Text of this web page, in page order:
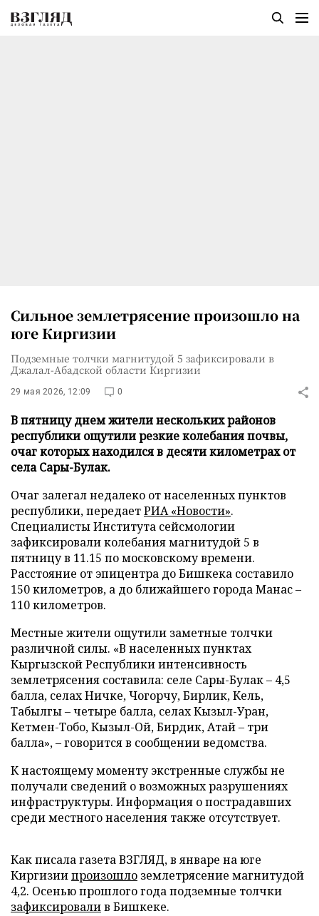
Сильное землетрясение произошло на
юге Киргизии
Подземные толчки магнитудой 5 зафиксировали в
Джалал-Абадской области Киргизии
29 мая 2026, 12:09 0
В пятницу днем жители нескольких районов
республики ощутили резкие колебания почвы,
очаг которых находился в десяти километрах от
села Сары-Булак.
Очаг залегал недалеко от населенных пунктов
республики, передаетРИА «Новости».
Специалисты Института сейсмологии
зафиксировали колебания магнитудой 5 в
пятницу в 11.15 по московскому времени.
Расстояние от эпицентра до Бишкека составило
150 километров, а до ближайшего города Манас –
110 километров.
Местные жители ощутили заметные толчки
различной силы. «В населенных пунктах
Кыргызской Республики интенсивность
землетрясения составила: селе Сары-Булак – 4,5
балла, селах Ничке, Чогорчу, Бирлик, Кель,
Табылгы – четыре балла, селах Кызыл-Уран,
Кетмен-Тобо, Кызыл-Ой, Бирдик, Атай – три
балла», – говорится в сообщении ведомства.
К настоящему моменту экстренные службы не
получали сведений о возможных разрушениях
инфраструктуры. Информация о пострадавших
среди местного населения также отсутствует.
Как писала газета ВЗГЛЯД, в январе на юге
Киргизиипроизошло землетрясение магнитудой
4,2. Осенью прошлого года подземные толчки
зафиксировалив Бишкеке.